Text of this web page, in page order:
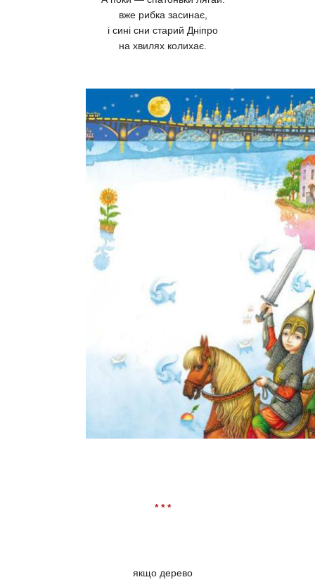
вже рибка засинає,
і сині сни старий Дніпро
на хвилях колихає.
* * *
якщо дерево